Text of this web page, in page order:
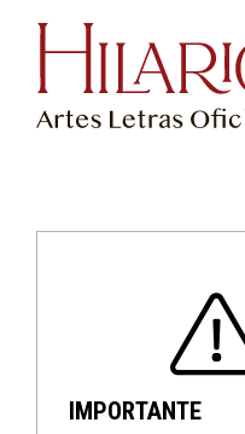
IMPORTANTE